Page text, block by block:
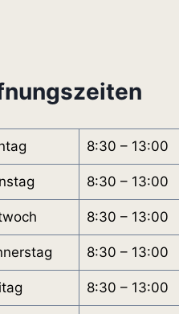
8:30 – 13:00
8:30 – 13:00
8:30 – 13:00
8:30 – 13:00
8:30 – 13:00